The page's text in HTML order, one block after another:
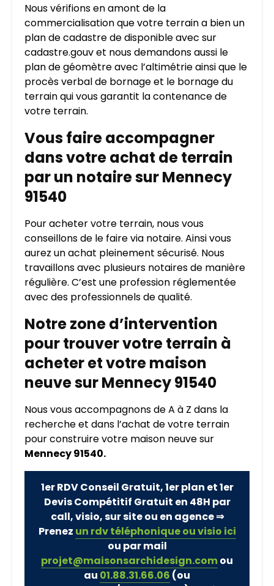
Nous vérifions en amont de la
commercialisation que votre terrain a bien un
plan de cadastre de disponible avec sur
cadastre.gouv et nous demandons aussi le
plan de géomètre avec l’altimétrie ainsi que le
procès verbal de bornage et le bornage du
terrain qui vous garantit la contenance de
votre terrain.
Vous faire accompagner
dans votre achat de terrain
par un notaire sur Mennecy
91540
Pour acheter votre terrain, nous vous
conseillons de le faire via notaire. Ainsi vous
aurez un achat pleinement sécurisé. Nous
travaillons avec plusieurs notaires de manière
régulière. C’est une profession réglementée
avec des professionnels de qualité.
Notre zone d’intervention
pour trouver votre terrain à
acheter et votre maison
neuve sur Mennecy 91540
Nous vous accompagnons de A à Z dans la
recherche et dans l’achat de votre terrain
pour construire votre maison neuve sur
Mennecy 91540.
1er RDV Conseil Gratuit, 1er plan et 1er
Devis Compétitif Gratuit en 48H par
call, visio, sur site ou en agence ⇒
Prenez un rdv téléphonique ou visio ici
ou par mail
projet@maisonsarchidesign.comou
au 01.88.31.66.06 (ou